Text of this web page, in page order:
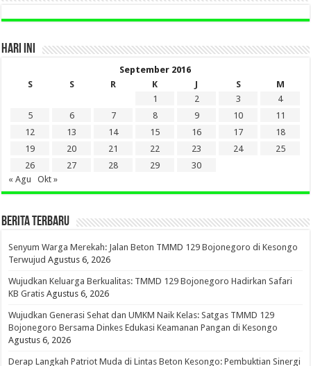
HARI INI
September 2016
S
S R K J S
M
1
2 3
4
5
6 7 8 9 10
11
12
13 14 15 16 17
18
19
20 21 22 23 24
25
26
27 28 29
30
« Agu
Okt »
BERITA TERBARU
Senyum Warga Merekah: Jalan Beton TMMD 129 Bojonegoro di Kesongo
Terwujud Agustus 6, 2026
Wujudkan Keluarga Berkualitas: TMMD 129 Bojonegoro Hadirkan Safari
KB Gratis Agustus 6, 2026
Wujudkan Generasi Sehat dan UMKM Naik Kelas: Satgas TMMD 129
Bojonegoro Bersama Dinkes Edukasi Keamanan Pangan di Kesongo
Agustus 6, 2026
Derap Langkah Patriot Muda di Lintas Beton Kesongo: Pembuktian Sinergi